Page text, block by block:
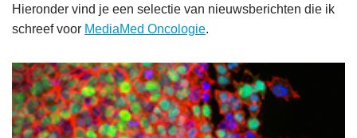
Hieronder vind je een selectie van nieuwsberichten die ik
schreef voor MediaMed Oncologie.